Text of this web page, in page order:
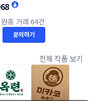
총 거래 64건
문의하기
전체 작품 보기